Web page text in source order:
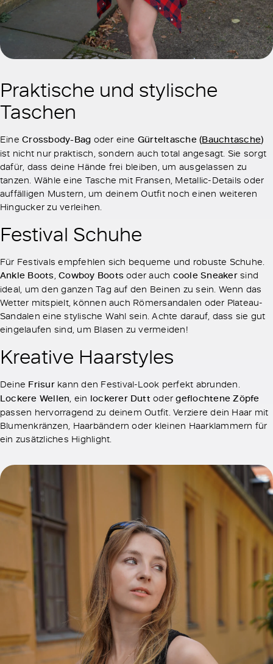
Praktische und stylische
Taschen
EineCrossbody-Bag oder eine Gürteltasche (Bauchtasche)
ist nicht nur praktisch, sondern auch total angesagt. Sie sorgt
dafür, dass deine Hände frei bleiben, um ausgelassen zu
tanzen. Wähle eine Tasche mit Fransen, Metallic-Details oder
auffälligen Mustern, um deinem Outfit noch einen weiteren
Hingucker zu verleihen.
Festival Schuhe
Für Festivals empfehlen sich bequeme und robuste Schuhe.
Ankle Boots,Cowboy Boots oder auch coole Sneakersind
ideal, um den ganzen Tag auf den Beinen zu sein. Wenn das
Wetter mitspielt, können auch Römersandalen oder Plateau-
Sandalen eine stylische Wahl sein. Achte darauf, dass sie gut
eingelaufen sind, um Blasen zu vermeiden!
Kreative Haarstyles
Deine Frisurkann den Festival-Look perfekt abrunden.
Lockere Wellen, ein lockerer Dutt odergeflochtene Zöpfe
passen hervorragend zu deinem Outfit. Verziere dein Haar mit
Blumenkränzen, Haarbändern oder kleinen Haarklammern für
ein zusätzliches Highlight.